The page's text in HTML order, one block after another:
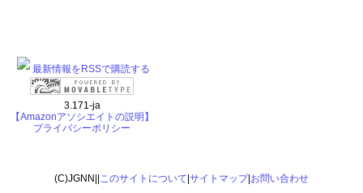
最新情報をRSSで購読する
3.171-ja
【Amazonアソシエイトの説明】
プライバシーポリシー
(C)JGNN|| このサイトについて サイトマップ| お問い合わせ